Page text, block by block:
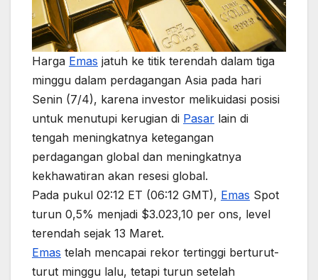
Harga Emas jatuh ke titik terendah dalam tiga
minggu dalam perdagangan Asia pada hari
Senin (7/4), karena investor melikuidasi posisi
untuk menutupi kerugian di Pasar lain di
tengah meningkatnya ketegangan
perdagangan global dan meningkatnya
kekhawatiran akan resesi global.
Pada pukul 02:12 ET (06:12 GMT), Emas Spot
turun 0,5% menjadi $3.023,10 per ons, level
terendah sejak 13 Maret.
Emas telah mencapai rekor tertinggi berturut-
turut minggu lalu, tetapi turun setelah